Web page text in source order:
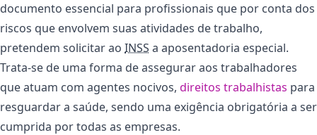
documento essencial para profissionais que por conta dos
riscos que envolvem suas atividades de trabalho,
pretendem solicitar ao INSS a aposentadoria especial.
Trata-se de uma forma de assegurar aos trabalhadores
que atuam com agentes nocivos, direitos trabalhistas para
resguardar a saúde, sendo uma exigência obrigatória a ser
cumprida por todas as empresas.